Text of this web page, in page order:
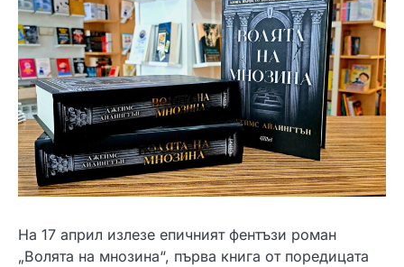
На 17 април излезе епичният фентъзи роман
„Волята на мнозина“, първа книга от поредицата